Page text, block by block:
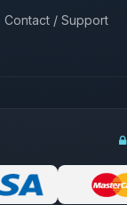
Contact / Support